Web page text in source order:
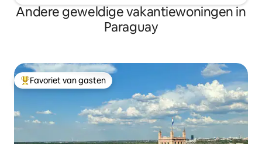
Andere geweldige vakantiewoningen in
Paraguay
Topfavoriet van gasten
Favoriet van gasten